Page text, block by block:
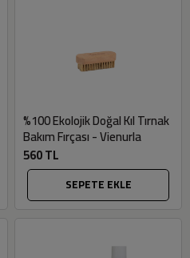
%100 Ekolojik Doğal Kıl Tırnak
Bakım Fırçası - Vienurla
560 TL
SEPETE EKLE